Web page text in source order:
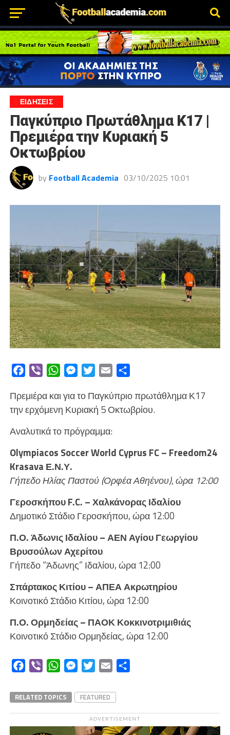
ΕΙΔΗΣΕΙΣ
Παγκύπριο Πρωτάθλημα Κ17 |
Πρεμιέρα την Κυριακή 5
Οκτωβρίου
by Football Academia 03/10/2025 10:01
Facebook
Viber WhatsAppMessengerTwitterEmail
Πρεμιέρα και για το Παγκύπριο πρωτάθλημα Κ17
την ερχόμενη Κυριακή 5 Οκτωβρίου.
Αναλυτικά το πρόγραμμα:
Olympiacos Soccer World Cyprus FC – Freedom24
Krasava Ε.Ν.Υ.
Γήπεδο Ηλίας Παστού (Ορφέα Αθηένου), ώρα 12:00
Γεροσκήπου F.C. – Χαλκάνορας Ιδαλίου
Δημοτικό Στάδιο Γεροσκήπου, ώρα 12:00
Π.Ο. Άδωνις Ιδαλίου – ΑΕΝ Αγίου Γεωργίου
Βρυσούλων Αχερίτου
Γήπεδο “Άδωνης” Ιδαλίου, ώρα 12:00
Σπάρτακος Κιτίου – ΑΠΕΑ Ακρωτηρίου
Κοινοτικό Στάδιο Κιτίου, ώρα 12:00
Π.Ο. Ορμηδείας – ΠΑΟΚ Κοκκινοτριμιθιάς
Κοινοτικό Στάδιο Ορμηδείας, ώρα 12:00
Facebook
Viber WhatsAppMessengerTwitterEmail
RELATED TOPICS FEATURED
ADVERTISEMENT